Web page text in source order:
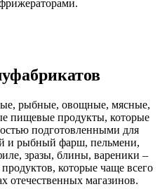
рыбные, овощные, мясные,
пищевые продукты, которые
подготовленными для
и рыбный фарш, пельмени,
зразы, блины, вареники –
которые чаще всего
отечественных магазинов.